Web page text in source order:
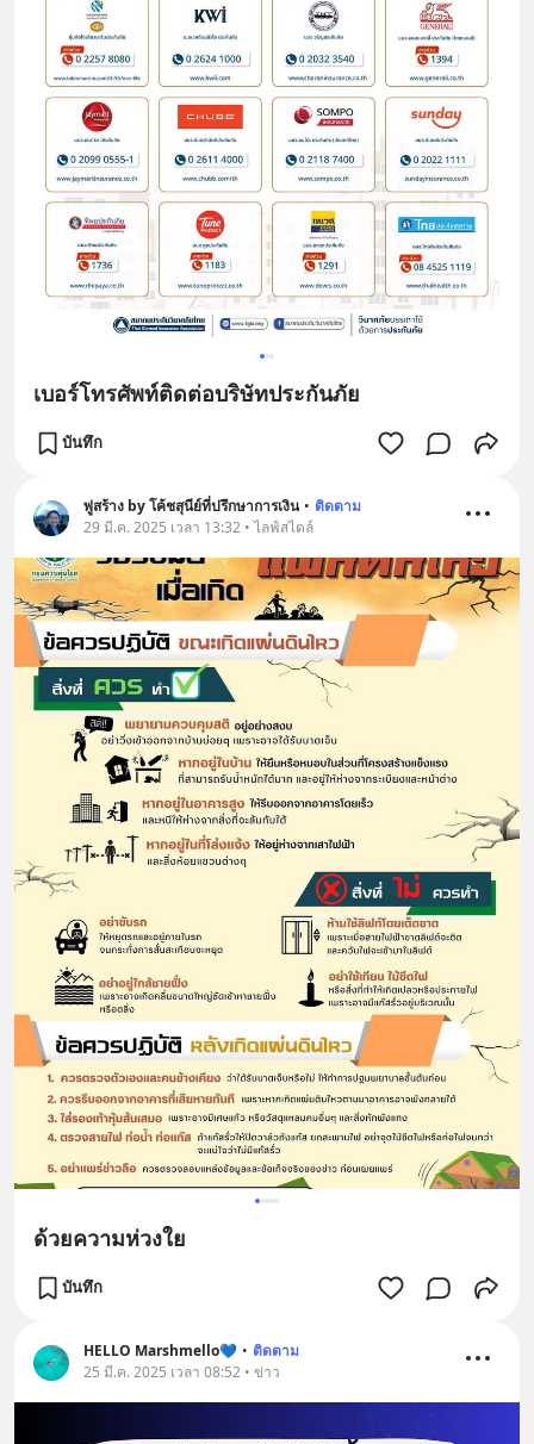
เบอร์โทรศัพท์ติดต่อบริษัทประกันภัย
บันทึก
พู่สร้าง by โค้ชสุนีย์ที่ปรึกษาการเงิน • ติดตาม
29 มี.ค. 2025 เวลา 13:32 • ไลฟ์สไตล์
ด้วยความห่วงใย
บันทึก
HELLO Marshmello💙 • ติดตาม
25 มี.ค. 2025 เวลา 08:52 • ข่าว